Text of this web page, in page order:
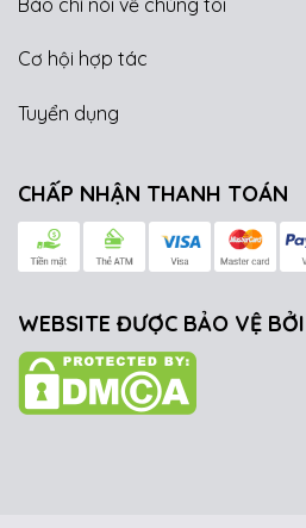
Cơ hội hợp tác
Tuyển dụng
CHẤP NHẬN THANH TOÁN
WEBSITE ĐƯỢC BẢO VỆ BỞI